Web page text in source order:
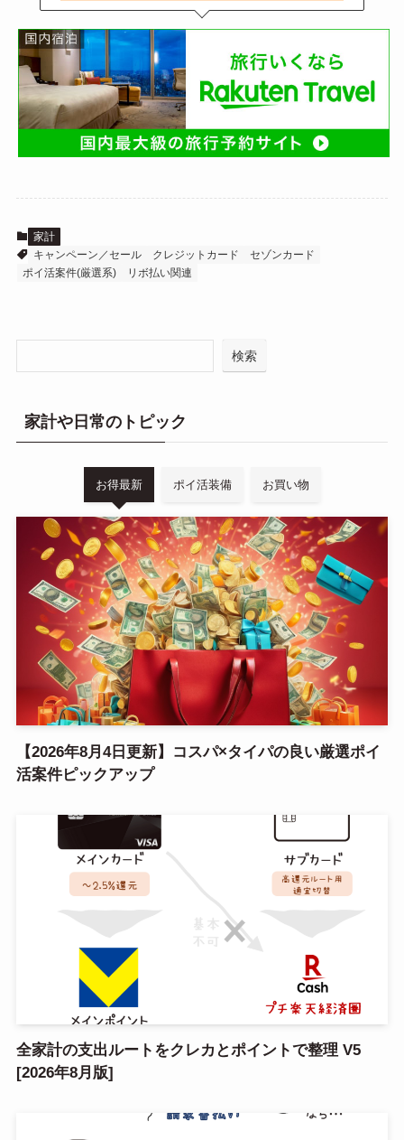
家計
キャンペーン／セール
クレジットカード
セゾンカード
ポイ活案件(厳選系)
リボ払い関連
検索
家計や日常のトピック
お得最新 ポイ活装備 お買い物
【2026年8月4日更新】コスパ×タイパの良い厳選ポイ
活案件ピックアップ
全家計の支出ルートをクレカとポイントで整理 V5
[2026年8月版]